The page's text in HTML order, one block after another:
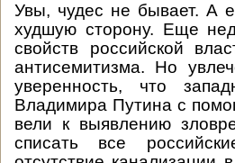
Увы, чудес не бывает. А
худшую сторону. Еще
свойств российской
антисемитизма. Но
уверенность, что
Владимира Путина с
вели к выявлению
списать все